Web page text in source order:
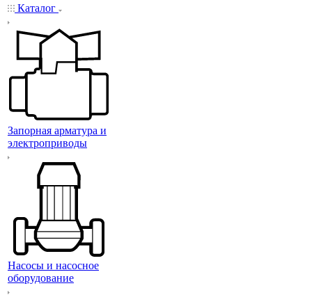
Каталог
Запорная арматура и
электроприводы
Насосы и насосное
оборудование